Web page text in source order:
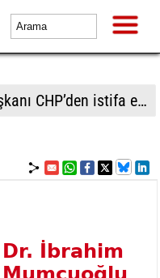
232 belediye başkanı CHP’den istifa etti
Dr. İbrahim